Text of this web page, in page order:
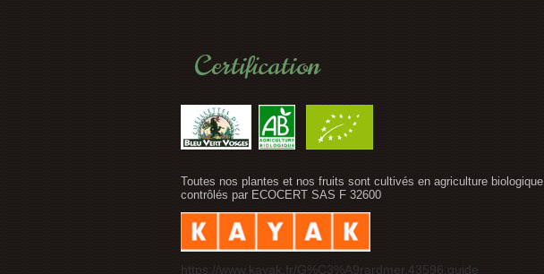
Certification
Toutes nos plantes et nos fruits sont cultivés en agriculture biologique
contrôlés par ECOCERT SAS F 32600
https://www.kayak.fr/G%C3%A9rardmer.43596.guide